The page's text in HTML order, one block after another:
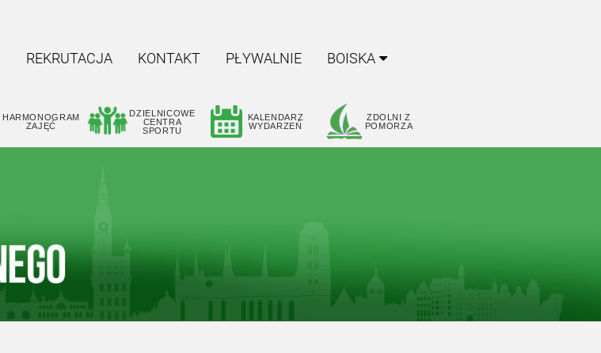
REKRUTACJA KONTAKT PŁYWALNIE BOISKA
HARMONOGRAM
ZAJĘĆ
DZIELNICOWE
CENTRA
SPORTU
KALENDARZ
WYDARZEŃ
ZDOLNI Z
POMORZA